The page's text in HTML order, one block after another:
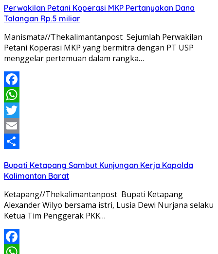
Perwakilan Petani Koperasi MKP Pertanyakan Dana
Talangan Rp.5 miliar
Manismata//Thekalimantanpost Sejumlah Perwakilan
Petani Koperasi MKP yang bermitra dengan PT USP
menggelar pertemuan dalam rangka…
Facebook
WhatsApp
Twitter
Email
Bupati Ketapang Sambut Kunjungan Kerja Kapolda
Kalimantan Barat
Ketapang//Thekalimantanpost Bupati Ketapang
Alexander Wilyo bersama istri, Lusia Dewi Nurjana selaku
Ketua Tim Penggerak PKK…